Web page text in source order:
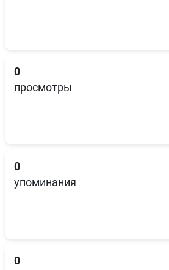
0
просмотры
0
упоминания
0